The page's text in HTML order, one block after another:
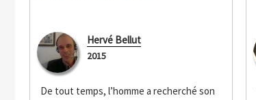
Hervé Bellut
2015
De tout temps, l’homme a recherché son